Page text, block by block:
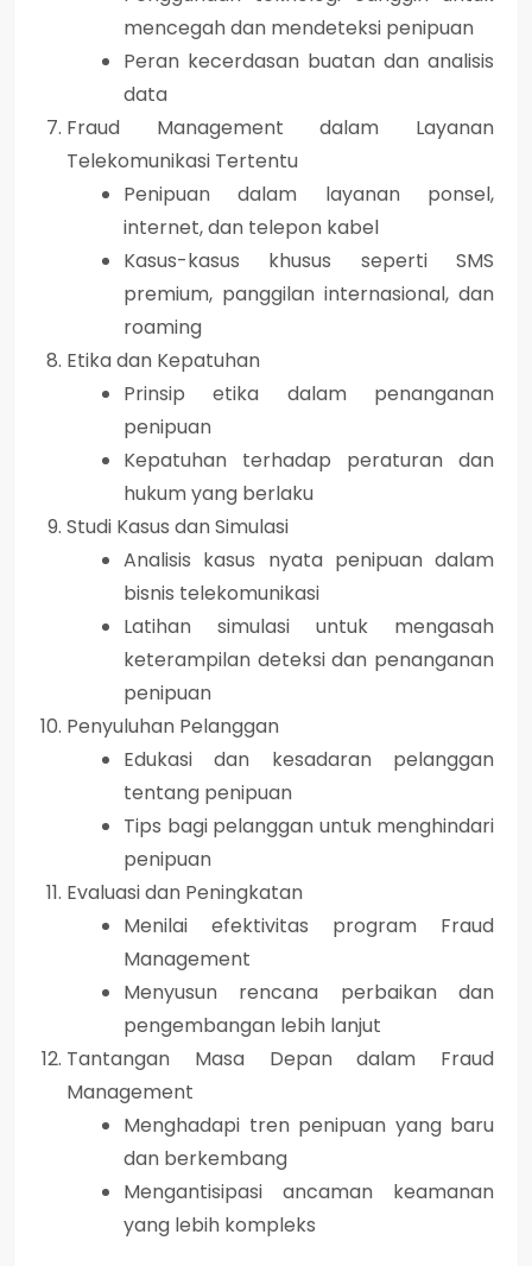
mencegah dan mendeteksi penipuan
Peran kecerdasan buatan dan analisis
data
Fraud Management dalam Layanan
Telekomunikasi Tertentu
Penipuan dalam layanan ponsel,
internet, dan telepon kabel
Kasus-kasus khusus seperti SMS
premium, panggilan internasional, dan
roaming
Etika dan Kepatuhan
Prinsip etika dalam penanganan
penipuan
Kepatuhan terhadap peraturan dan
hukum yang berlaku
Studi Kasus dan Simulasi
Analisis kasus nyata penipuan dalam
bisnis telekomunikasi
Latihan simulasi untuk mengasah
keterampilan deteksi dan penanganan
penipuan
Penyuluhan Pelanggan
Edukasi dan kesadaran pelanggan
tentang penipuan
Tips bagi pelanggan untuk menghindari
penipuan
Evaluasi dan Peningkatan
Menilai efektivitas program Fraud
Management
Menyusun rencana perbaikan dan
pengembangan lebih lanjut
Tantangan Masa Depan dalam Fraud
Management
Menghadapi tren penipuan yang baru
dan berkembang
Mengantisipasi ancaman keamanan
yang lebih kompleks